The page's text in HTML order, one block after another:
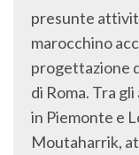
presunte
marocchino
progettazione
di Roma. Tra
in Piemonte e
Moutaharrik,